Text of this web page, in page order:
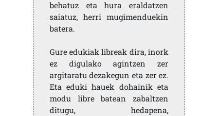
behatuz eta hura eraldatzen
saiatuz, herri mugimenduekin
batera.
Gure edukiak libreak dira, inork
ez digulako agintzen zer
argitaratu dezakegun eta zer ez.
Eta eduki hauek dohainik eta
modu libre batean zabaltzen
ditugu, hedapena,